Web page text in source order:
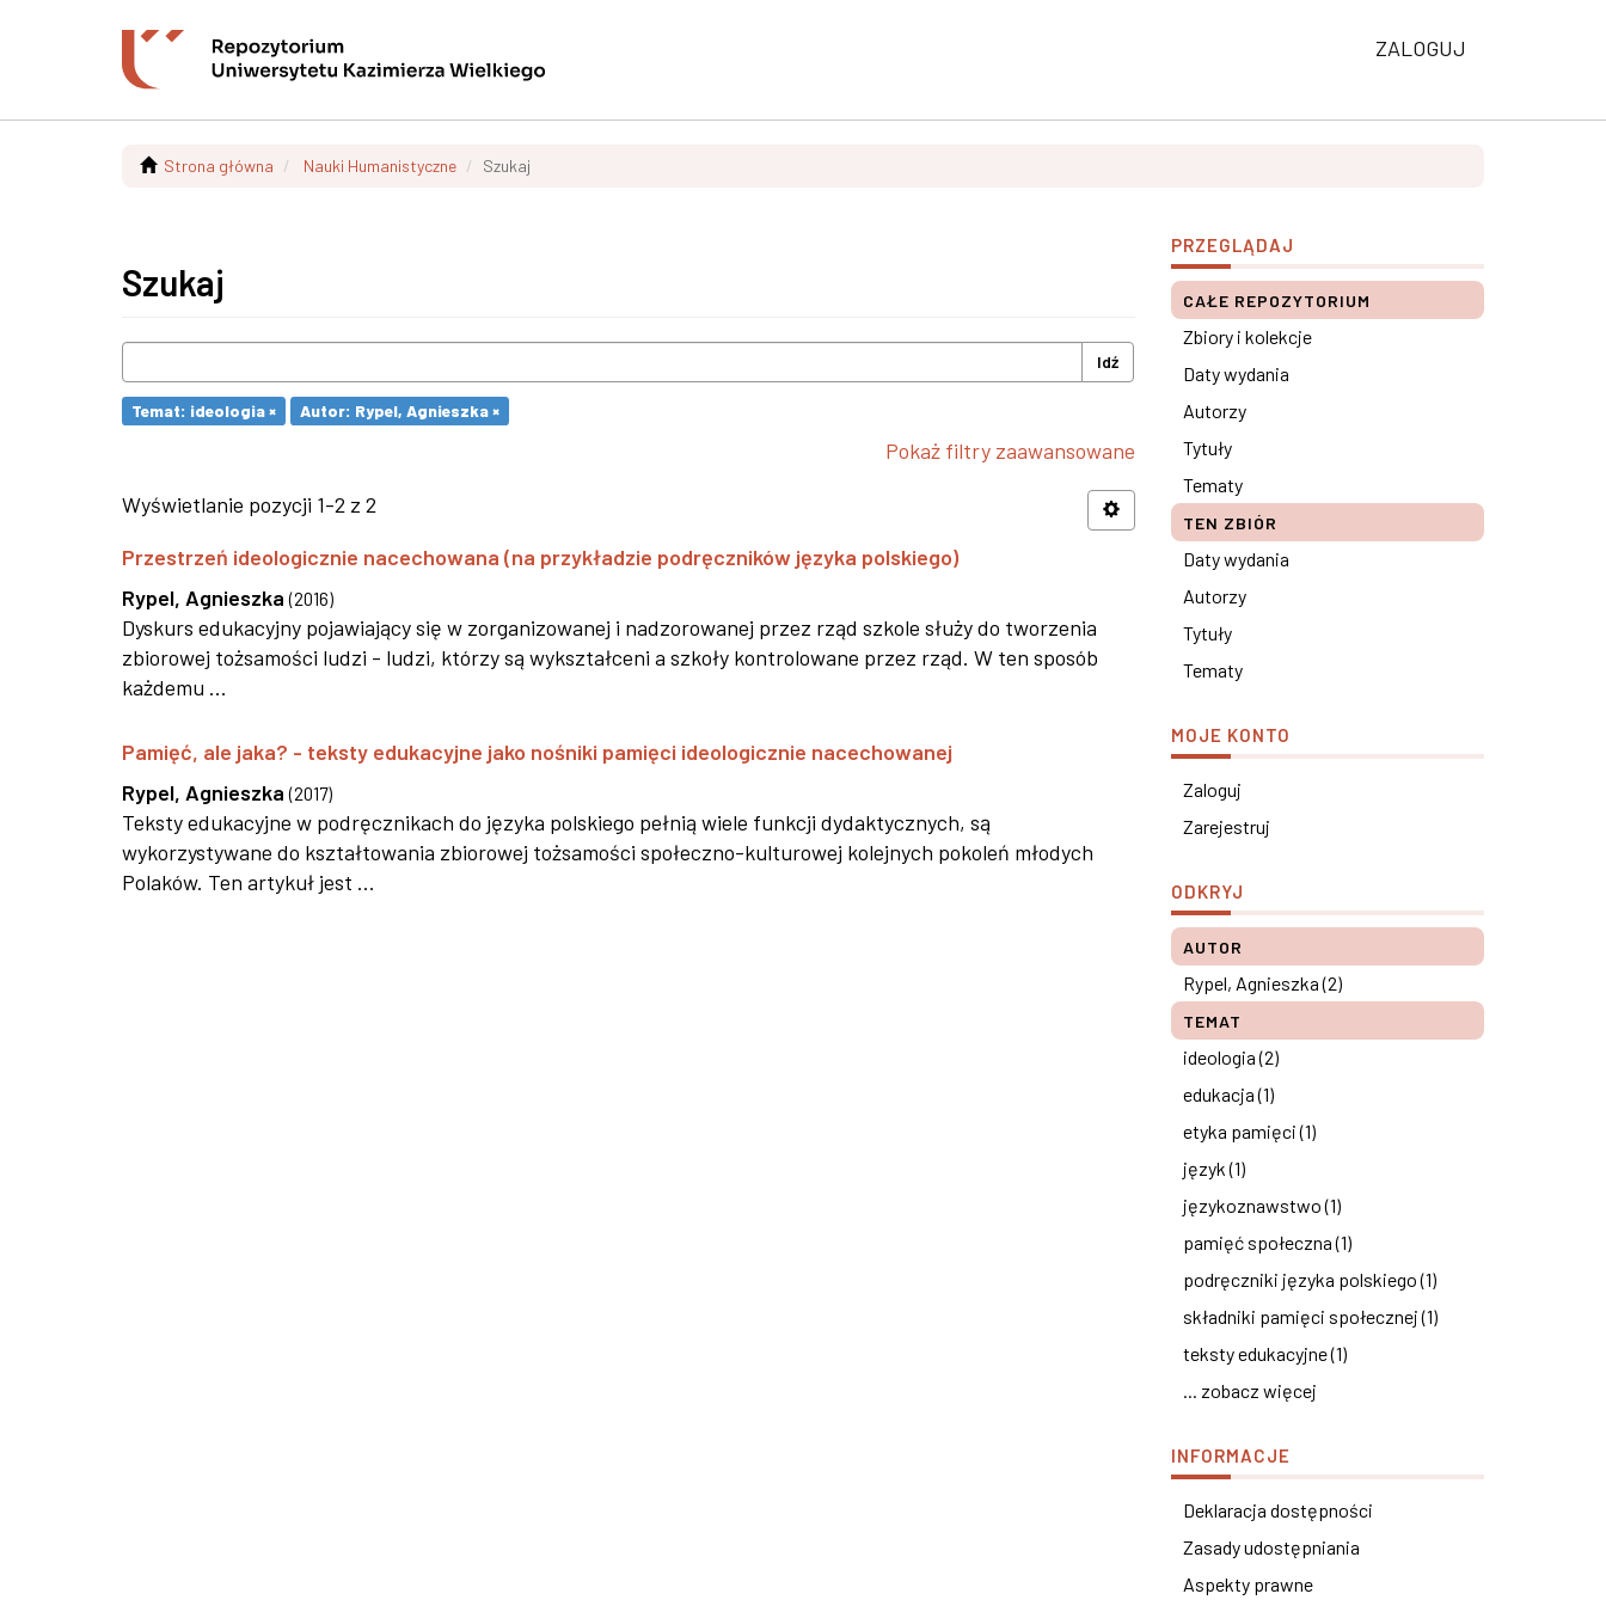
ZALOGUJ
Strona główna Nauki Humanistyczne Szukaj
Szukaj
Idź
Temat: ideologia × Autor: Rypel, Agnieszka ×
Pokaż filtry zaawansowane
Wyświetlanie pozycji 1-2 z 2
Przestrzeń ideologicznie nacechowana (na przykładzie podręczników języka polskiego)
Rypel, Agnieszka (2016)
Dyskurs edukacyjny pojawiający się w zorganizowanej i nadzorowanej przez rząd szkole służy do tworzenia
zbiorowej tożsamości ludzi - ludzi, którzy są wykształceni a szkoły kontrolowane przez rząd. W ten sposób
każdemu ...
Pamięć, ale jaka? - teksty edukacyjne jako nośniki pamięci ideologicznie nacechowanej
Rypel, Agnieszka (2017)
Teksty edukacyjne w podręcznikach do języka polskiego pełnią wiele funkcji dydaktycznych, są
wykorzystywane do kształtowania zbiorowej tożsamości społeczno-kulturowej kolejnych pokoleń młodych
Polaków. Ten artykuł jest ...
PRZEGLĄDAJ
CAŁE REPOZYTORIUM
Zbiory i kolekcje
Daty wydania
Autorzy
Tytuły
Tematy
TEN ZBIÓR
Daty wydania
Autorzy
Tytuły
Tematy
MOJE KONTO
Zaloguj
Zarejestruj
ODKRYJ
AUTOR
Rypel, Agnieszka (2)
TEMAT
ideologia (2)
edukacja (1)
etyka pamięci (1)
język (1)
językoznawstwo (1)
pamięć społeczna (1)
podręczniki języka polskiego (1)
składniki pamięci społecznej (1)
teksty edukacyjne (1)
... zobacz więcej
INFORMACJE
Deklaracja dostępności
Zasady udostępniania
Aspekty prawne